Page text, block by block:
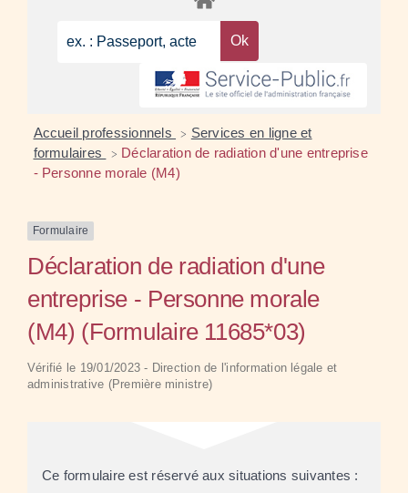
Accueil professionnels > Services en ligne et
formulaires
> Déclaration de radiation d'une entreprise
- Personne morale (M4)
Formulaire
Déclaration de radiation d'une
entreprise - Personne morale
(M4) (Formulaire 11685*03)
Vérifié le 19/01/2023 - Direction de l'information légale et
administrative (Première ministre)
Ce formulaire est réservé aux situations suivantes :